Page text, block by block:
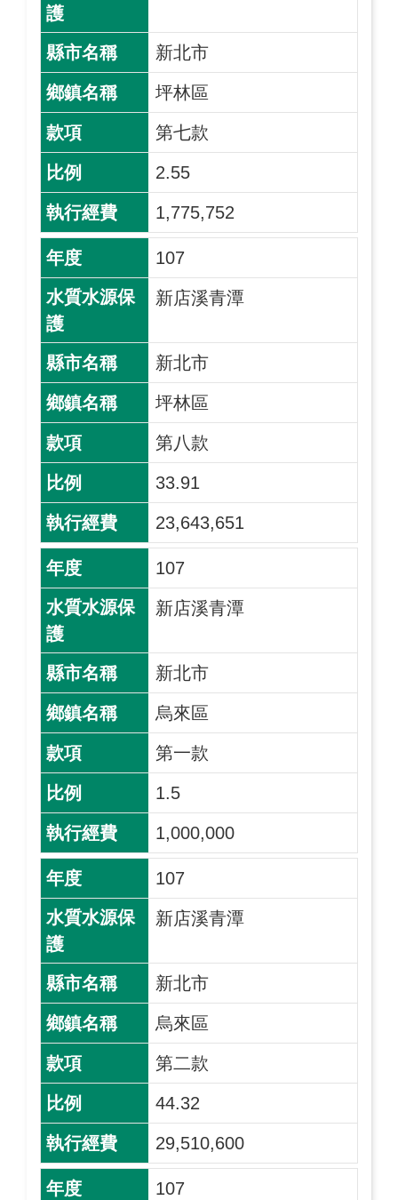
新北市
坪林區
第七款
2.55
1,775,752
107
新店溪青潭
新北市
坪林區
第八款
33.91
23,643,651
107
新店溪青潭
新北市
烏來區
第一款
1.5
1,000,000
107
新店溪青潭
新北市
烏來區
第二款
44.32
29,510,600
107